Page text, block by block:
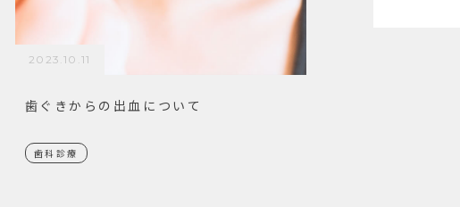
2023.10.11
歯ぐきからの出血について
歯科診療